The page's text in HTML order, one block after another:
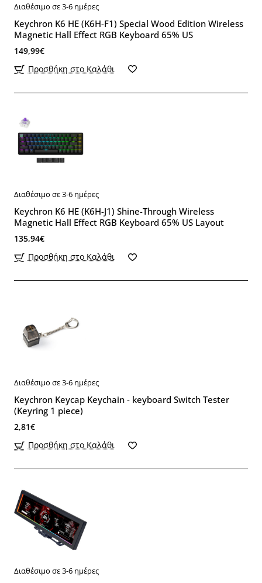
Διαθέσιμο σε 3-6 ημέρες
Keychron K6 HE (K6H-F1) Special Wood Edition Wireless
Magnetic Hall Effect RGB Keyboard 65% US
149,99€
Προσθήκη στο Καλάθι
Διαθέσιμο σε 3-6 ημέρες
Keychron K6 HE (K6H-J1) Shine-Through Wireless
Magnetic Hall Effect RGB Keyboard 65% US Layout
135,94€
Προσθήκη στο Καλάθι
Διαθέσιμο σε 3-6 ημέρες
Keychron Keycap Keychain - keyboard Switch Tester
(Keyring 1 piece)
2,81€
Προσθήκη στο Καλάθι
Διαθέσιμο σε 3-6 ημέρες